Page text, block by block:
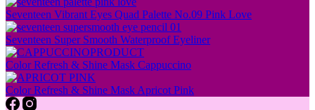
Seventeen Vibrant Eyes Quad Palette No.09 Pink Love
Seventeen Super Smooth Waterproof Eyeliner
Color Refresh & Shine Mask Cappuccino
Color Refresh & Shine Mask Apricot Pink